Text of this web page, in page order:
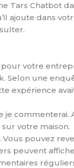
Tars Chatbot
ajoute dans
votre
Selon une
expérience
commenterai.
votre maison.
pouvez
peuvent